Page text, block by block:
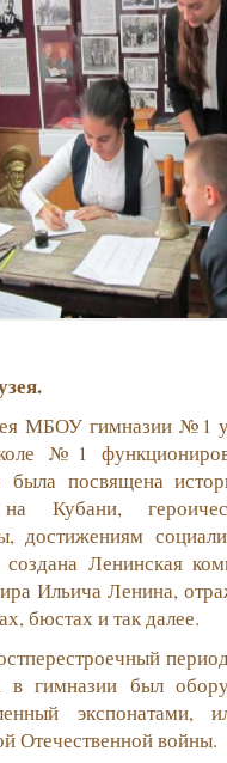
МБОУ гимназии №1
№1
была посвящена
на Кубани,
достижениям
Ленинская
Ильича Ленина,
бюстах и так далее.
гимназии был
экспонатами,
Отечественной войны.